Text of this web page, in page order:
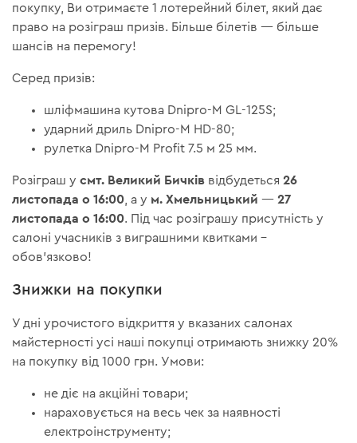
покупку, Ви отримаєте 1 лотерейний білет, який дає
право на розіграш призів. Більше білетів — більше
шансів на перемогу!
Серед призів:
шліфмашина кутова Dnipro-M GL-125S;
ударний дриль Dnipro-M HD-80;
рулетка Dnipro-M Profit 7.5 м 25 мм.
Розіграш усмт. Великий Бичків відбудеться26
листопада о 16:00 , а у м. Хмельницький—27
листопада о 16:00. Під час розіграшу присутність у
салоні учасників з виграшними квитками –
обов'язково!
Знижки на покупки
У дні урочистого відкриття у вказаних салонах
майстерності усі наші покупці отримають знижку 20%
на покупку від 1000 грн. Умови:
не діє на акційні товари;
нараховується на весь чек за наявності
електроінструменту;